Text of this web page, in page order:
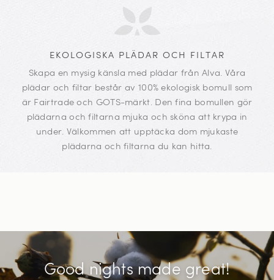
EKOLOGISKA PLÄDAR OCH FILTAR
Skapa en mysig känsla med plädar från Alva. Våra
plädar och filtar består av 100% ekologisk bomull som
är Fairtrade och GOTS-märkt. Den fina bomullen gör
plädarna och filtarna mjuka och sköna att krypa in
under. Välkommen att upptäcka dom mjukaste
plädarna och filtarna du kan hitta.
Good nights made great!